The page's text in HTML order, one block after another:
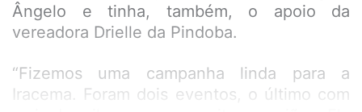
Ângelo e tinha, também, o apoio da
vereadora Drielle da Pindoba.
“Fizemos uma campanha linda para a
Iracema. Foram dois eventos, o último com